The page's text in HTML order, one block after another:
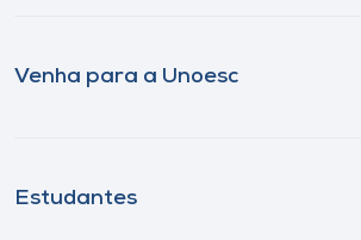
Venha para a Unoesc
Estudantes